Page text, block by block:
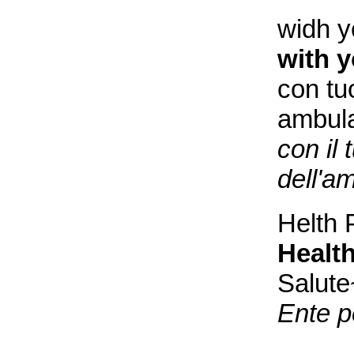
widh
with
con
con il
Helth
Ente